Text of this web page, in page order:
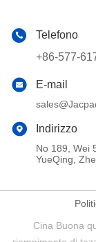
Telefono
+86-577-
E-mail
Indirizzo
No 189, Wei
YueQing,
Cina Buona